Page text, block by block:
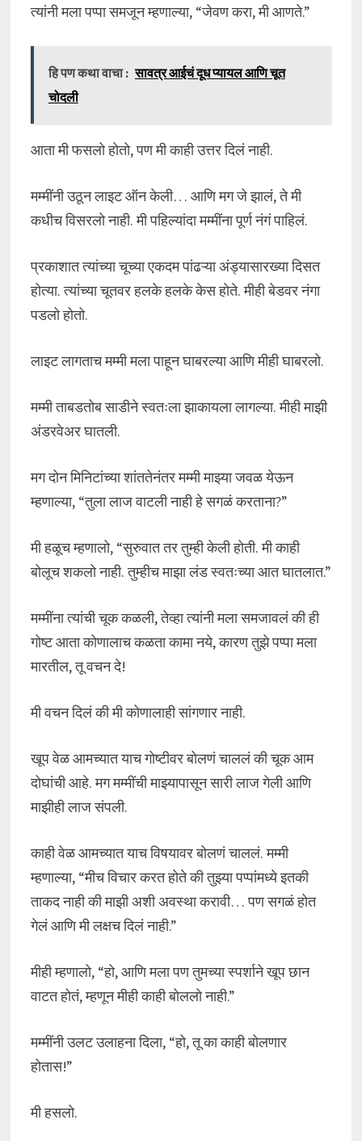
त्यांनी मला पप्पा समजून म्हणाल्या, “जेवण करा, मी आणते.”
हि पण कथा वाचा : सावत्र आईचं दूध प्यायल आणि चूत
चोदली
आता मी फसलो होतो, पण मी काही उत्तर दिलं नाही.
मम्मींनी उठून लाइट ऑन केली… आणि मग जे झालं, ते मी
कधीच विसरलो नाही. मी पहिल्यांदा मम्मींना पूर्ण नंगं पाहिलं.
प्रकाशात त्यांच्या चूच्या एकदम पांढऱ्या अंड्यासारख्या दिसत
होत्या. त्यांच्या चूतवर हलके हलके केस होते. मीही बेडवर नंगा
पडलो होतो.
लाइट लागताच मम्मी मला पाहून घाबरल्या आणि मीही घाबरलो.
मम्मी ताबडतोब साडीने स्वतःला झाकायला लागल्या. मीही माझी
अंडरवेअर घातली.
मग दोन मिनिटांच्या शांततेनंतर मम्मी माझ्या जवळ येऊन
म्हणाल्या, “तुला लाज वाटली नाही हे सगळं करताना?”
मी हळूच म्हणालो, “सुरुवात तर तुम्ही केली होती. मी काही
बोलूच शकलो नाही. तुम्हीच माझा लंड स्वतःच्या आत घातलात.”
मम्मींना त्यांची चूक कळली, तेव्हा त्यांनी मला समजावलं की ही
गोष्ट आता कोणालाच कळता कामा नये, कारण तुझे पप्पा मला
मारतील, तू वचन दे!
मी वचन दिलं की मी कोणालाही सांगणार नाही.
खूप वेळ आमच्यात याच गोष्टीवर बोलणं चाललं की चूक आम
दोघांची आहे. मग मम्मींची माझ्यापासून सारी लाज गेली आणि
माझीही लाज संपली.
काही वेळ आमच्यात याच विषयावर बोलणं चाललं. मम्मी
म्हणाल्या, “मीच विचार करत होते की तुझ्या पप्पांमध्ये इतकी
ताकद नाही की माझी अशी अवस्था करावी… पण सगळं होत
गेलं आणि मी लक्षच दिलं नाही.”
मीही म्हणालो, “हो, आणि मला पण तुमच्या स्पर्शाने खूप छान
वाटत होतं, म्हणून मीही काही बोललो नाही.”
मम्मींनी उलट उलाहना दिला, “हो, तू का काही बोलणार
होतास!”
मी हसलो.